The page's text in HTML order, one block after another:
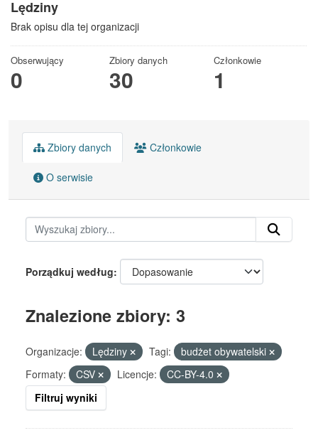
Lędziny
Brak opisu dla tej organizacji
Obserwujący
0
Zbiory danych
30
Członkowie
1
Zbiory danych Członkowie
O serwisie
Porządkuj według
Znalezione zbiory: 3
Organizacje: Lędziny Tagi:
budżet obywatelski
Formaty:
CSV Licencje:
CC-BY-4.0
Filtruj wyniki